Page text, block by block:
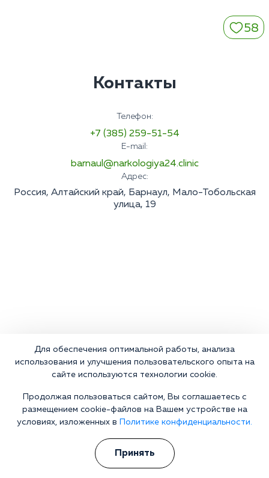
58
Контакты
Телефон:
+7 (385) 259-51-54
E-mail:
barnaul@narkologiya24.clinic
Адрес:
Россия, Алтайский край, Барнаул, Мало-Тобольская
улица, 19
Для обеспечения оптимальной работы, анализа
использования и улучшения пользовательского опыта на
сайте используются технологии cookie.
Продолжая пользоваться сайтом, Вы соглашаетесь с
размещением cookie-файлов на Вашем устройстве на
условиях, изложенных в
Политике конфиденциальности.
Принять